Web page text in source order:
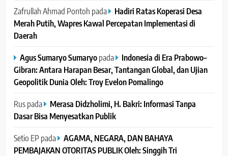
Zafrullah Ahmad Pontoh pada
Hadiri Ratas Koperasi Desa
Merah Putih, Wapres Kawal Percepatan Implementasi di
Daerah
Agus Sumaryo Sumaryopada
Indonesia di Era Prabowo–
Gibran: Antara Harapan Besar, Tantangan Global, dan Ujian
Geopolitik Dunia Oleh: Troy Evelon Pomalingo
Ruspada
Merasa Didzholimi, H. Bakri: Informasi Tanpa
Dasar Bisa Menyesatkan Publik
Setio EP pada
AGAMA, NEGARA, DAN BAHAYA
PEMBAJAKAN OTORITAS PUBLIK Oleh: Singgih Tri